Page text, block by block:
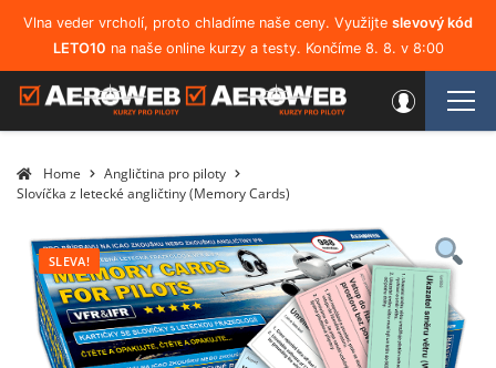
Vlna veder vrcholí, proto chladíme naše ceny. Využijte slevový kód
LETO10 na naše online kurzy a testy. Končíme 8. 8. v 8:00
Home
Angličtina pro piloty
Slovíčka z letecké angličtiny (Memory Cards)
SLEVA!